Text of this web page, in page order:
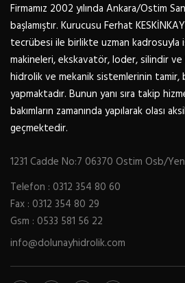
Firmamız 2002 yılında Ankara/Ostim
başlamıştır. Kurucusu Ferhat
tecrübesi ile birlikte uzman kadrosuyla
makineleri, ekskavatör, loder, silindir
hidrolik ve mekanik sistemlerinin tamir,
yapmaktadır. Bunun yanı sıra takip
bakımların zamanında yapılarak olası
geçmektedir.
1231 Cadde No:7 06370 Ostim Osb/
Telefon : 0312 354 80 60
Fax : 0312 354 80 29
Gsm : 0533 581 56 22
info@dolunayhidrolik.com